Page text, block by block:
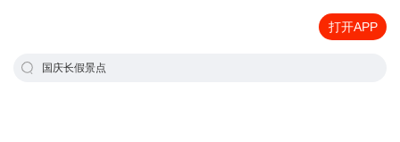
打开APP
国庆长假景点